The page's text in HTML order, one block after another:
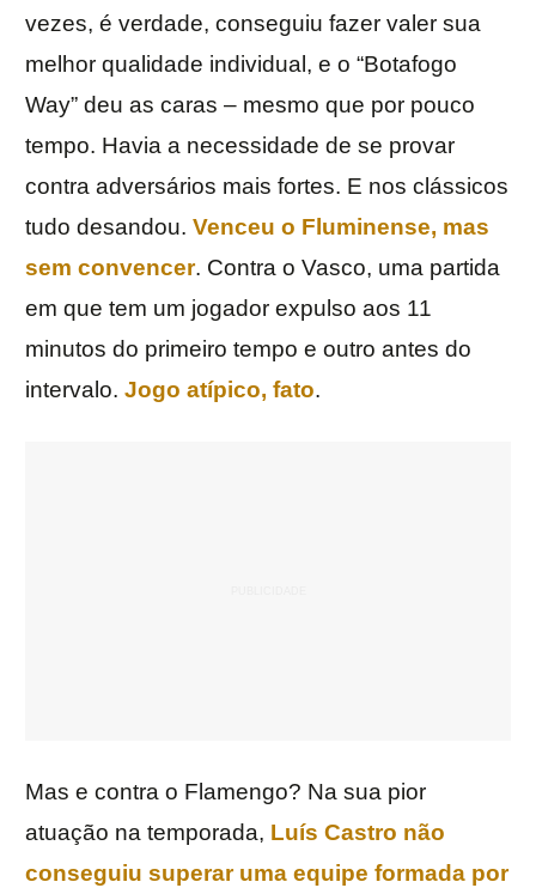
vezes, é verdade, conseguiu fazer valer sua
melhor qualidade individual, e o “Botafogo
Way” deu as caras – mesmo que por pouco
tempo. Havia a necessidade de se provar
contra adversários mais fortes. E nos clássicos
tudo desandou. Venceu o Fluminense, mas
sem convencer. Contra o Vasco, uma partida
em que tem um jogador expulso aos 11
minutos do primeiro tempo e outro antes do
intervalo. Jogo atípico, fato.
Mas e contra o Flamengo? Na sua pior
atuação na temporada, Luís Castro não
conseguiu superar uma equipe formada por